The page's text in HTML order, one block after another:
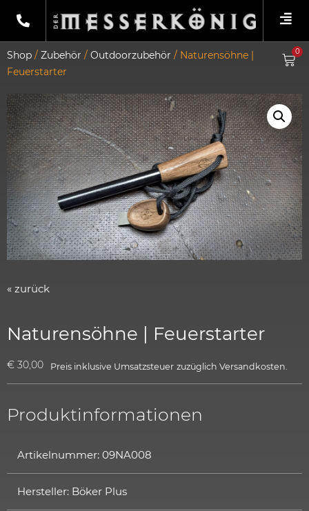
0
Shop / Zubehör / Outdoorzubehör / Naturensöhne |
Feuerstarter
« zurück
Naturensöhne | Feuerstarter
€ 30,00 Preis inklusive Umsatzsteuer zuzüglich Versandkosten.
Produktinformationen
Artikelnummer: 09NA008
Hersteller: Böker Plus